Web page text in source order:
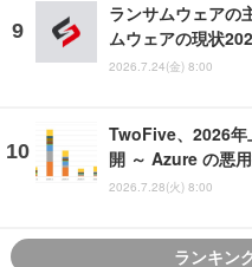
ランサムウェアの
ムウェアの現状
2026.7.24(金) 8:00
TwoFive、2026年
開 ～ Azure の悪
2026.7.28(火) 8:00
ランキン